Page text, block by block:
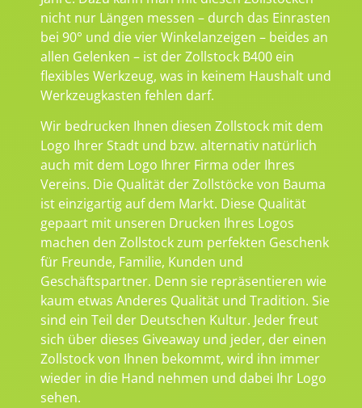
nicht nur Längen messen – durch das Einrasten
bei 90° und die vier Winkelanzeigen – beides an
allen Gelenken – ist der Zollstock B400 ein
flexibles Werkzeug, was in keinem Haushalt und
Werkzeugkasten fehlen darf.
Wir bedrucken Ihnen diesen Zollstock mit dem
Logo Ihrer Stadt und bzw. alternativ natürlich
auch mit dem Logo Ihrer Firma oder Ihres
Vereins. Die Qualität der Zollstöcke von Bauma
ist einzigartig auf dem Markt. Diese Qualität
gepaart mit unseren Drucken Ihres Logos
machen den Zollstock zum perfekten Geschenk
für Freunde, Familie, Kunden und
Geschäftspartner. Denn sie repräsentieren wie
kaum etwas Anderes Qualität und Tradition. Sie
sind ein Teil der Deutschen Kultur. Jeder freut
sich über dieses Giveaway und jeder, der einen
Zollstock von Ihnen bekommt, wird ihn immer
wieder in die Hand nehmen und dabei Ihr Logo
sehen.